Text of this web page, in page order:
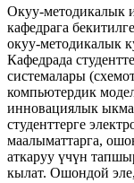
Окуу-методикалык
кафедрага
окуу-методикалык
Кафедрада
системалары
компьютердик
инновациялык
студенттерге
маалыматтарга,
аткаруу үчүн
кылат. Ошондой